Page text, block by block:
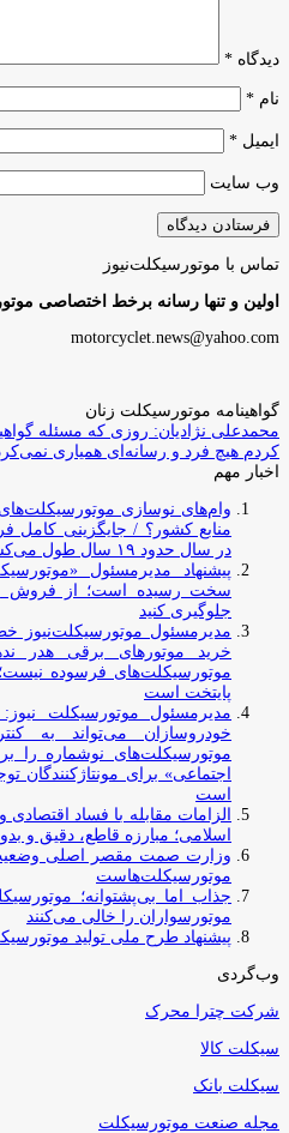
دیدگاه *
نام *
ایمیل *
وب‌ سایت
تماس با موتورسیکلت‌نیوز
اولین و تنها رسانه برخط اختصاصی
motorcyclet.news@yahoo.com
گواهینامه موتورسیکلت زنان
محمدعلی نژادیان: روزی که مسئله
کردم هیچ فرد و رسانه‌ای همیاری
اخبار مهم
وام‌های نوسازی موتورسیکلت‌های
در سال حدود ۱۹ سال طول می‌کشد
پیشنهاد مدیرمسئول
سخت رسیده است؛ از فروش و
جلوگیری کنید
مدیرمسئول موتورسیکلت‌نیوز
خرید موتورهای برقی هدر
موتورسیکلت‌های فرسوده
پایتخت است
مدیرمسئول موتورسیکلت
خودروسازان می‌تواند به
موتورسیکلت‌های نوشماره را
اجتماعی» برای مونتاژکنندگان
است
الزامات مقابله با فساد
اسلامی؛ مبارزه قاطع، دقیق و
وزارت صمت مقصر اصلی
موتورسیکلت‌هاست
جذاب اما بی‌پشتوانه؛
موتورسواران را خالی می‌کنند
پیشنهاد طرح ملی تولید
وب‌گردی
شرکت چترا محرک
سیکلت کالا
سیکلت بانک
مجله صنعت موتورسیکلت